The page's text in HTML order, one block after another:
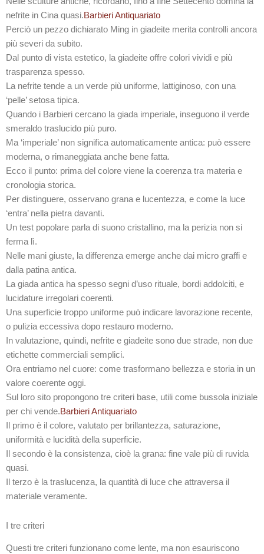
nefrite in Cina quasi.Barbieri Antiquariato
Perciò un pezzo dichiarato Ming in giadeite merita controlli ancora
più severi da subito.
Dal punto di vista estetico, la giadeite offre colori vividi e più
trasparenza spesso.
La nefrite tende a un verde più uniforme, lattiginoso, con una
‘pelle’ setosa tipica.
Quando i Barbieri cercano la giada imperiale, inseguono il verde
smeraldo traslucido più puro.
Ma ‘imperiale’ non significa automaticamente antica: può essere
moderna, o rimaneggiata anche bene fatta.
Ecco il punto: prima del colore viene la coerenza tra materia e
cronologia storica.
Per distinguere, osservano grana e lucentezza, e come la luce
‘entra’ nella pietra davanti.
Un test popolare parla di suono cristallino, ma la perizia non si
ferma lì.
Nelle mani giuste, la differenza emerge anche dai micro graffi e
dalla patina antica.
La giada antica ha spesso segni d’uso rituale, bordi addolciti, e
lucidature irregolari coerenti.
Una superficie troppo uniforme può indicare lavorazione recente,
o pulizia eccessiva dopo restauro moderno.
In valutazione, quindi, nefrite e giadeite sono due strade, non due
etichette commerciali semplici.
Ora entriamo nel cuore: come trasformano bellezza e storia in un
valore coerente oggi.
Sul loro sito propongono tre criteri base, utili come bussola iniziale
per chi vende.Barbieri Antiquariato
Il primo è il colore, valutato per brillantezza, saturazione,
uniformità e lucidità della superficie.
Il secondo è la consistenza, cioè la grana: fine vale più di ruvida
quasi.
Il terzo è la traslucenza, la quantità di luce che attraversa il
materiale veramente.
I tre criteri
Questi tre criteri funzionano come lente, ma non esauriscono